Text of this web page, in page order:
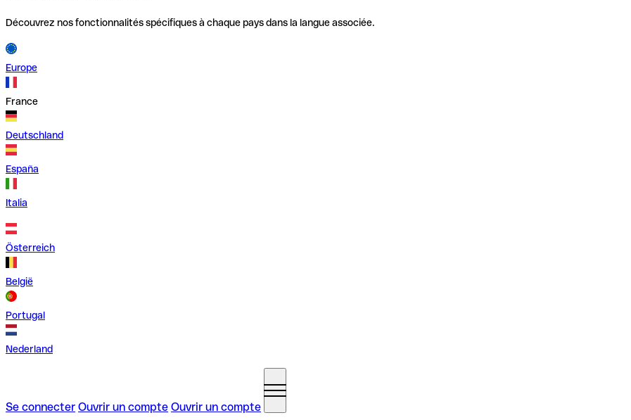
Découvrez nos fonctionnalités spécifiques à chaque pays dans la langue associée.
Europe
France
Deutschland
España
Italia
Österreich
België
Portugal
Nederland
Se connecter Ouvrir un compte Ouvrir un compte